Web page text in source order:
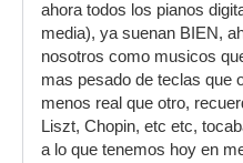
ahora todos los pianos
media), ya suenan BIEN,
nosotros como musicos
mas pesado de teclas que
menos real que otro,
Liszt, Chopin, etc etc,
a lo que tenemos hoy en